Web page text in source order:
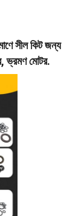
সীল কিট জন্য
ভ্রমণ মোটর.